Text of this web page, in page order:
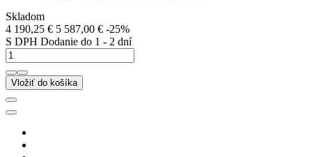
Skladom
4 190,25 € 5 587,00 € -25%
S DPH Dodanie do 1 - 2 dní
Vložiť do košíka